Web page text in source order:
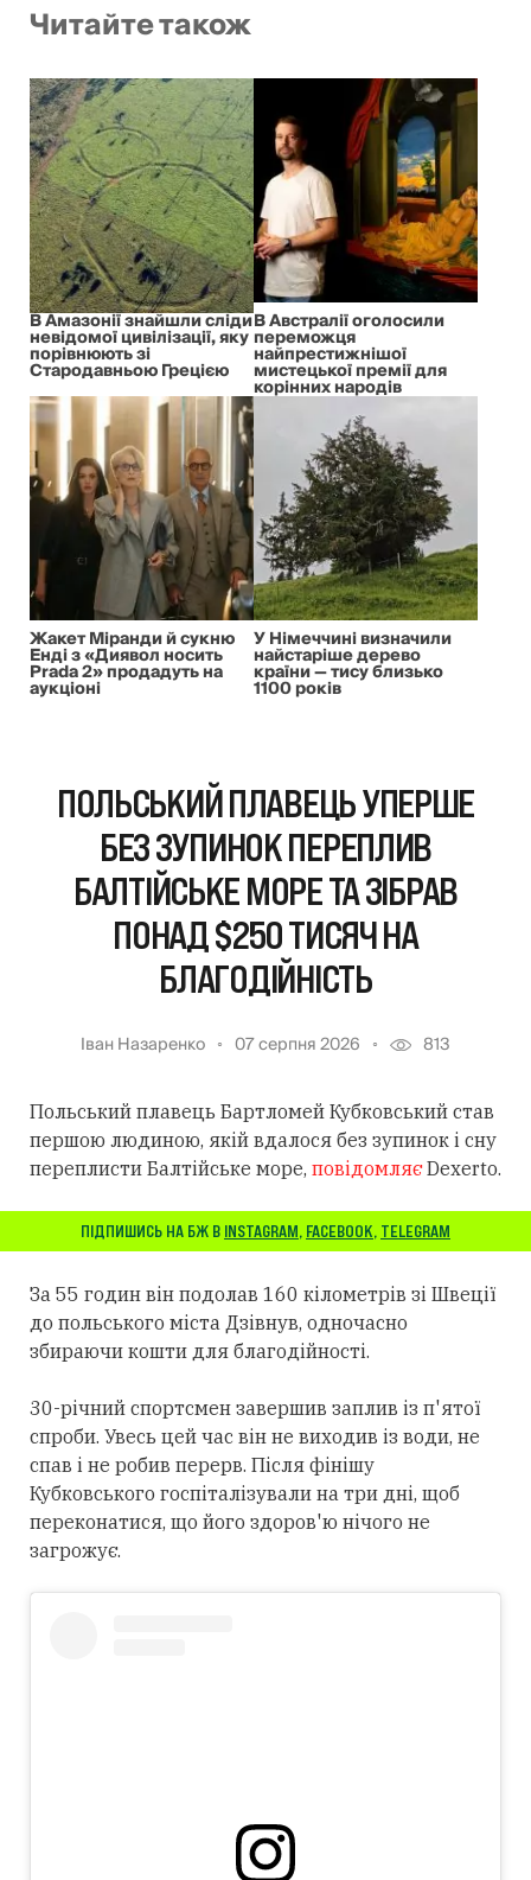
Читайте також
В Амазонії знайшли сліди
невідомої цивілізації, яку
порівнюють зі
Стародавньою Грецією
В Австралії оголосили
переможця
найпрестижнішої
мистецької премії для
корінних народів
Жакет Міранди й сукню
Енді з «Диявол носить
Prada 2» продадуть на
аукціоні
У Німеччині визначили
найстаріше дерево
країни — тису близько
1100 років
ПОЛЬСЬКИЙ ПЛАВЕЦЬ УПЕРШЕ
БЕЗ ЗУПИНОК ПЕРЕПЛИВ
БАЛТІЙСЬКЕ МОРЕ ТА ЗІБРАВ
ПОНАД $250 ТИСЯЧ НА
БЛАГОДІЙНІСТЬ
Іван Назаренко 07 серпня 2026 813
Польський плавець Бартломей Кубковський став
першою людиною, якій вдалося без зупинок і сну
переплисти Балтійське море, повідомляєDexerto.
ПІДПИШИСЬ НА БЖ В INSTAGRAM, FACEBOOK, TELEGRAM
За 55 годин він подолав 160 кілометрів зі Швеції
до польського міста Дзівнув, одночасно
збираючи кошти для благодійності.
30-річний спортсмен завершив заплив із п'ятої
спроби. Увесь цей час він не виходив із води, не
спав і не робив перерв. Після фінішу
Кубковського госпіталізували на три дні, щоб
переконатися, що його здоров'ю нічого не
загрожує.